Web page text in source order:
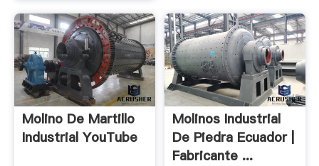
Molino De Martillo
Industrial YouTube
Molinos Industrial
De Piedra Ecuador |
Fabricante ...